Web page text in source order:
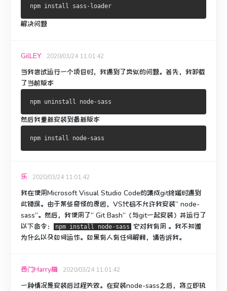
解决问题
GilLEY 2020/03/24 11:01:42
当我尝试运行一个项目时，我遇到了类似的问题。 首先，我卸载
了当前版本
然后我重新安装到最新版本
乐 2020/03/24 11:01:42
我在使用Microsoft Visual Studio Code的集成git终端时遇到
此错误。 由于某些奇怪的原因，VS代码不允许我安装“ node-
sass”。 然后，我使用了“ Git Bash”（与git一起安装）并运行了
以下命令：
npm install node-sass 它对我有用 。 我不知道
为什么以及如何运作。 如果有人有任何解释，请告诉我。
西门Harry梅 2020/03/24 11:01:42
一种情况是安装后过程失败。 在安装node-sass之后，将立即执